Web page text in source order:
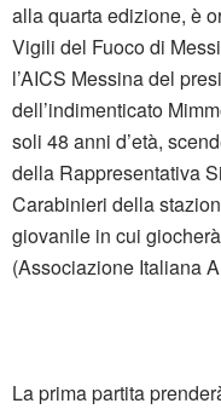
alla quarta edizione, è
Vigili del Fuoco di
l’AICS Messina del
dell’indimenticato
soli 48 anni d’età,
della Rappresentativa
Carabinieri della
giovanile in cui
(Associazione Italiana
La prima partita